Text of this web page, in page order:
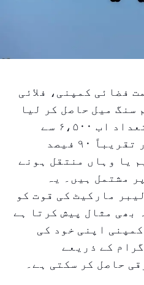
فضائی کمپنی، فلائی
سنگ میل حاصل کر لیا
ہے: اس کی ملازمین کی تعداد اب ۶،۵۰۰ سے
تجاوز کر چکی ہے، اور تقریباً ۹۰ فیصد
یا وہاں منتقل ہونے
مشتمل ہیں۔ یہ
مارکیٹ کی قوت کو
بھی مثال پیش کرتا ہے
اپنی خود کی
کے ذریعے
حاصل کر سکتی ہے۔